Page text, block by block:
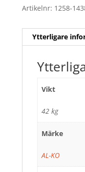
Artikelnr: 1258-
Ytterligare
Vikt
42 kg
Märke
AL-KO